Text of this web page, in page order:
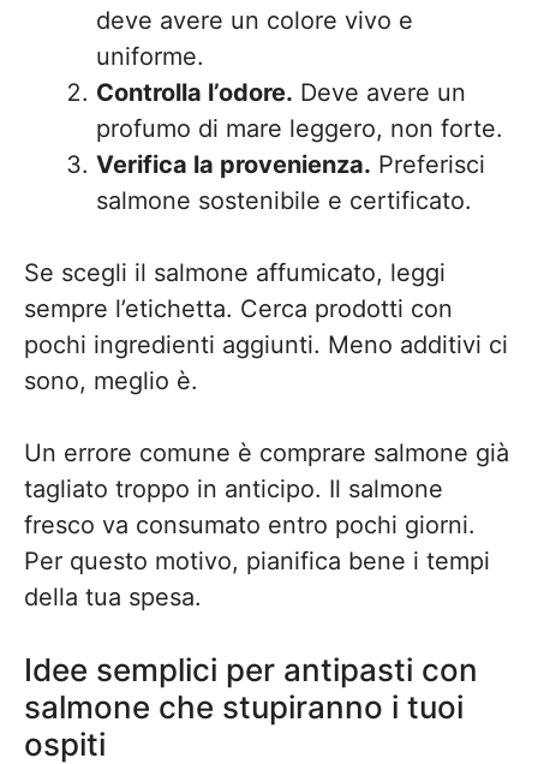
deve avere un colore vivo e
uniforme.
Controlla l’odore. Deve avere un
profumo di mare leggero, non forte.
Verifica la provenienza. Preferisci
salmone sostenibile e certificato.
Se scegli il salmone affumicato, leggi
sempre l’etichetta. Cerca prodotti con
pochi ingredienti aggiunti. Meno additivi ci
sono, meglio è.
Un errore comune è comprare salmone già
tagliato troppo in anticipo. Il salmone
fresco va consumato entro pochi giorni.
Per questo motivo, pianifica bene i tempi
della tua spesa.
Idee semplici per antipasti con
salmone che stupiranno i tuoi
ospiti